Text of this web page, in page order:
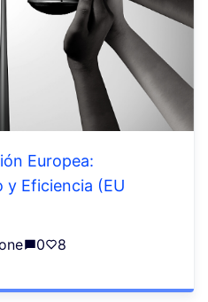
Europea:
y Eficiencia (EU
0 8